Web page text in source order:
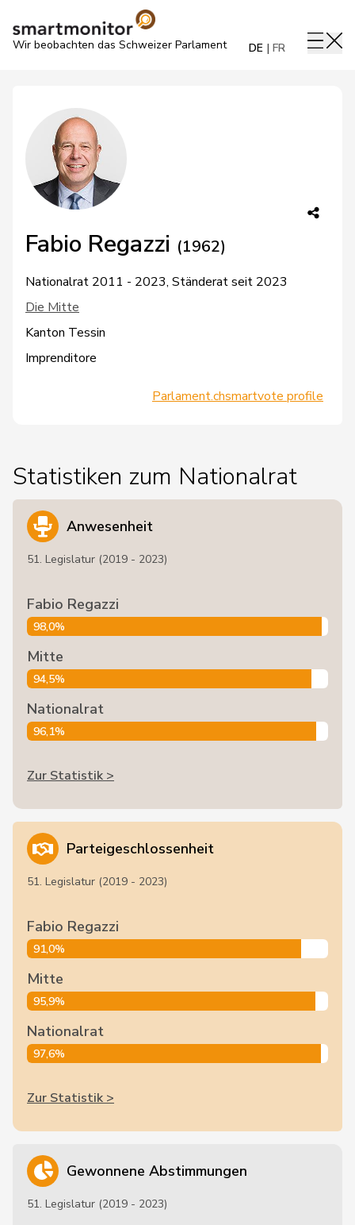
Wir beobachten das Schweizer Parlament DE FR
Fabio Regazzi (1962)
Nationalrat 2011 - 2023, Ständerat seit 2023
Die Mitte
Kanton Tessin
Imprenditore
Parlament.chsmartvote profile
Statistiken zum Nationalrat
Anwesenheit
51. Legislatur (2019 - 2023)
Fabio Regazzi
98,0%
Mitte
94,5%
Nationalrat
96,1%
Zur Statistik >
Parteigeschlossenheit
51. Legislatur (2019 - 2023)
Fabio Regazzi
91,0%
Mitte
95,9%
Nationalrat
97,6%
Zur Statistik >
Gewonnene Abstimmungen
51. Legislatur (2019 - 2023)